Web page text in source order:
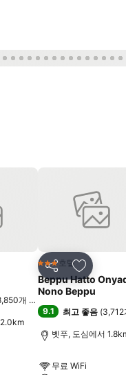
기에 추가
개 평점
공유 즐겨찾기
3 성급호텔
Beppu Hatto
Nono Beppu
9.1 최고 좋음 (3,712
벳푸, 도심에서
무료 WiFi